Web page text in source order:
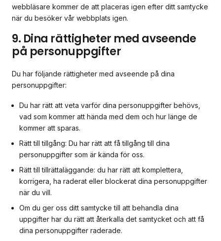
webbläsare kommer de att placeras igen efter ditt samtycke
när du besöker vår webbplats igen.
9. Dina rättigheter med avseende
på personuppgifter
Du har följande rättigheter med avseende på dina
personuppgifter:
Du har rätt att veta varför dina personuppgifter behövs,
vad som kommer att hända med dem och hur länge de
kommer att sparas.
Rätt till tillgång: Du har rätt att få tillgång till dina
personuppgifter som är kända för oss.
Rätt till tillrättaläggande: du har rätt att komplettera,
korrigera, ha raderat eller blockerat dina personuppgifter
när du vill.
Om du ger oss ditt samtycke till att behandla dina
uppgifter har du rätt att återkalla det samtycket och att få
dina personuppgifter raderade.